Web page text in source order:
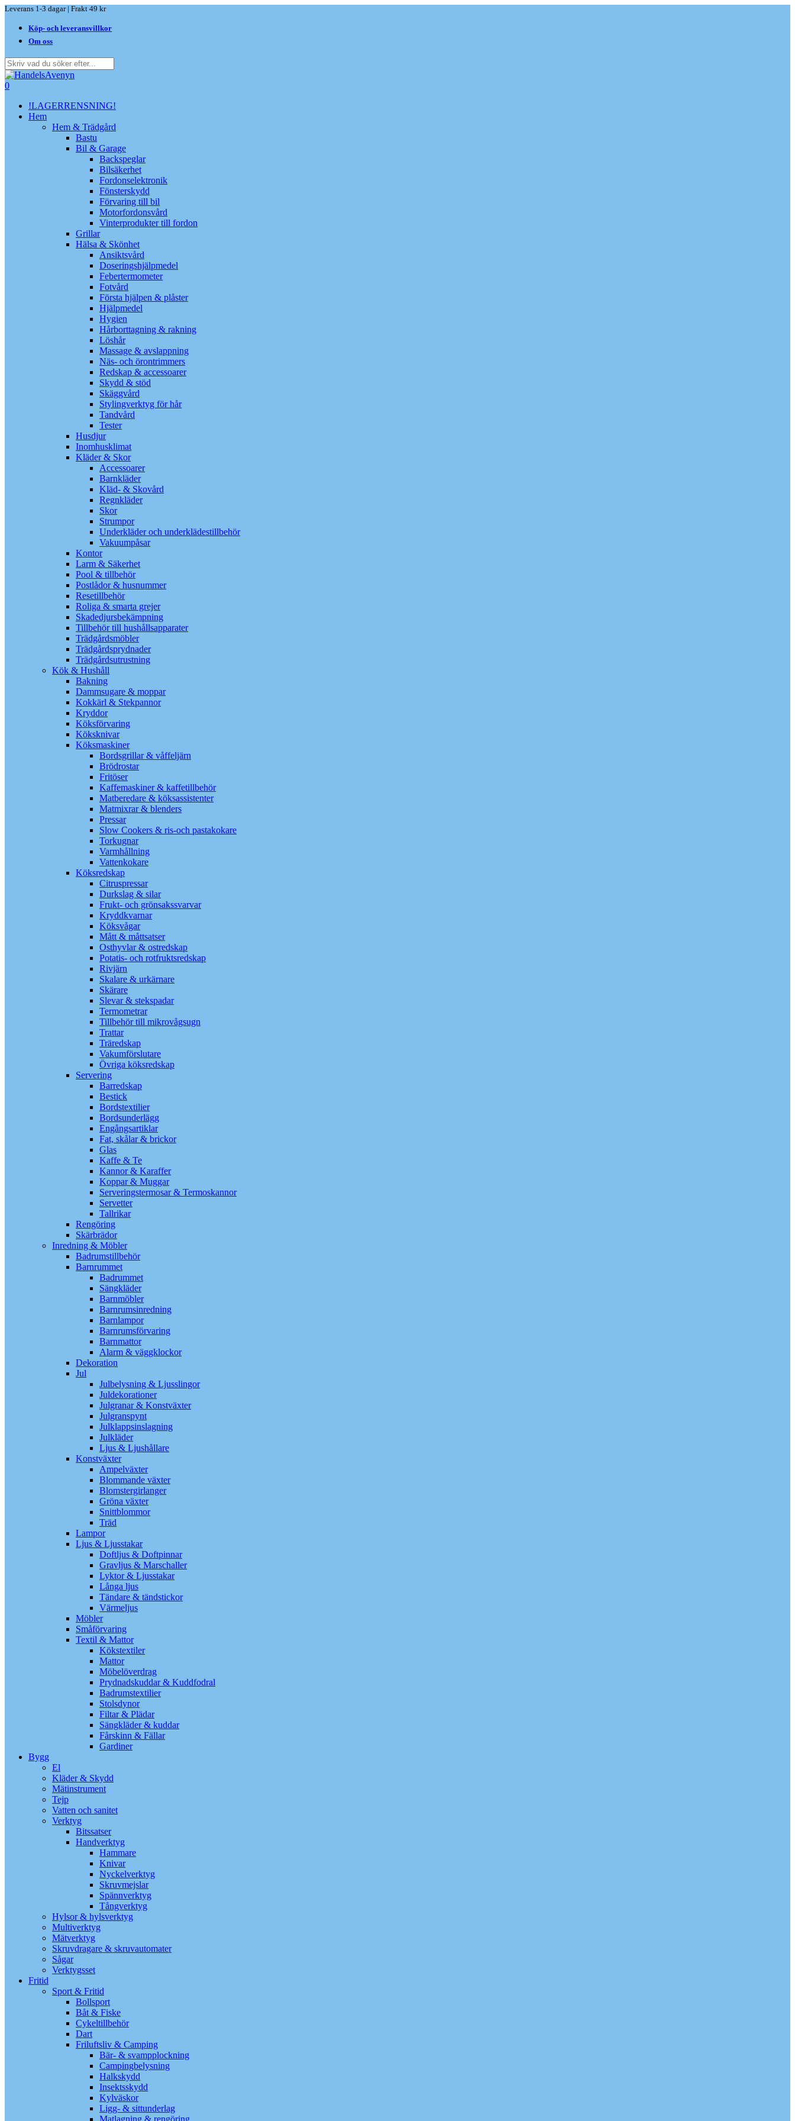
Skip
main
content
Leverans 1-3 dagar | Frakt 49 kr
Köp- och leveransvillkor
Om oss
Close
Search
search
0
!LAGERRENSNING!
Hem
Hem & Trädgård
Bastu
Bil & Garage
Backspeglar
Bilsäkerhet
Fordonselektronik
Fönsterskydd
Förvaring till bil
Motorfordonsvård
Vinterprodukter till fordon
Grillar
Hälsa & Skönhet
Ansiktsvård
Doseringshjälpmedel
Febertermometer
Fotvård
Första hjälpen & plåster
Hjälpmedel
Hygien
Hårborttagning & rakning
Löshår
Massage & avslappning
Näs- och örontrimmers
Redskap & accessoarer
Skydd & stöd
Skäggvård
Stylingverktyg för hår
Tandvård
Tester
Husdjur
Inomhusklimat
Kläder & Skor
Accessoarer
Barnkläder
Kläd- & Skovård
Regnkläder
Skor
Strumpor
Underkläder och underklädestillbehör
Vakuumpåsar
Kontor
Larm & Säkerhet
Pool & tillbehör
Postlådor & husnummer
Resetillbehör
Roliga & smarta grejer
Skadedjursbekämpning
Tillbehör till hushållsapparater
Trädgårdsmöbler
Trädgårdsprydnader
Trädgårdsutrustning
Kök & Hushåll
Bakning
Dammsugare & moppar
Kokkärl & Stekpannor
Kryddor
Köksförvaring
Köksknivar
Köksmaskiner
Bordsgrillar & våffeljärn
Brödrostar
Fritöser
Kaffemaskiner & kaffetillbehör
Matberedare & köksassistenter
Matmixrar & blenders
Pressar
Slow Cookers & ris-och pastakokare
Torkugnar
Varmhållning
Vattenkokare
Köksredskap
Citruspressar
Durkslag & silar
Frukt- och grönsakssvarvar
Kryddkvarnar
Köksvågar
Mått & måttsatser
Osthyvlar & ostredskap
Potatis- och rotfruktsredskap
Rivjärn
Skalare & urkärnare
Skärare
Slevar & stekspadar
Termometrar
Tillbehör till mikrovågsugn
Trattar
Träredskap
Vakumförslutare
Övriga köksredskap
Servering
Barredskap
Bestick
Bordstextilier
Bordsunderlägg
Engångsartiklar
Fat, skålar & brickor
Glas
Kaffe & Te
Kannor & Karaffer
Koppar & Muggar
Serveringstermosar & Termoskannor
Servetter
Tallrikar
Rengöring
Skärbrädor
Inredning & Möbler
Badrumstillbehör
Barnrummet
Badrummet
Sängkläder
Barnmöbler
Barnrumsinredning
Barnlampor
Barnrumsförvaring
Barnmattor
Alarm & väggklockor
Dekoration
Jul
Julbelysning & Ljusslingor
Juldekorationer
Julgranar & Konstväxter
Julgranspynt
Julklappsinslagning
Julkläder
Ljus & Ljushållare
Konstväxter
Ampelväxter
Blommande växter
Blomstergirlanger
Gröna växter
Snittblommor
Träd
Lampor
Ljus & Ljusstakar
Doftljus & Doftpinnar
Gravljus & Marschaller
Lyktor & Ljusstakar
Långa ljus
Tändare & tändstickor
Värmeljus
Möbler
Småförvaring
Textil & Mattor
Kökstextiler
Mattor
Möbelöverdrag
Prydnadskuddar & Kuddfodral
Badrumstextilier
Stolsdynor
Filtar & Plädar
Sängkläder & kuddar
Fårskinn & Fällar
Gardiner
Bygg
El
Kläder & Skydd
Mätinstrument
Tejp
Vatten och sanitet
Verktyg
Bitssatser
Handverktyg
Hammare
Knivar
Nyckelverktyg
Skruvmejslar
Spännverktyg
Tångverktyg
Hylsor & hylsverktyg
Multiverktyg
Mätverktyg
Skruvdragare & skruvautomater
Sågar
Verktygsset
Fritid
Sport & Fritid
Bollsport
Båt & Fiske
Cykeltillbehör
Dart
Friluftsliv & Camping
Bär- & svampplockning
Campingbelysning
Halkskydd
Insektsskydd
Kylväskor
Ligg- & sittunderlag
Matlagning & rengöring